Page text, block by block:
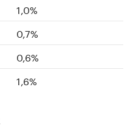
1,0%
0,7%
0,6%
1,6%